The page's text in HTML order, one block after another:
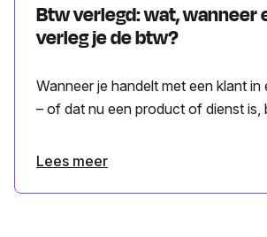
Btw verlegd: wat, wanneer
verleg je de btw?
Wanneer je handelt met een klant in
– of dat nu een product of dienst is,
Lees meer